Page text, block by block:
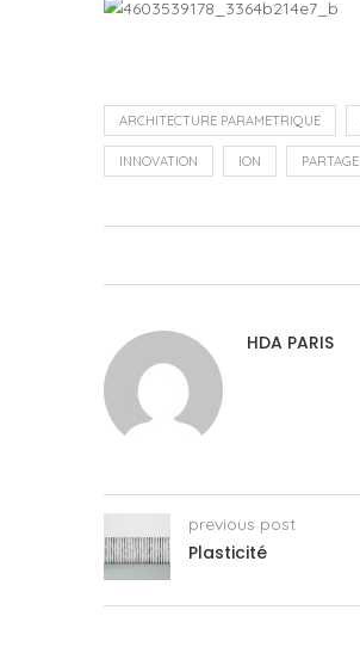
ARCHITECTURE PARAMETRIQUE
INNOVATION ION PARTAGE
HDA PARIS
previous post
Plasticité